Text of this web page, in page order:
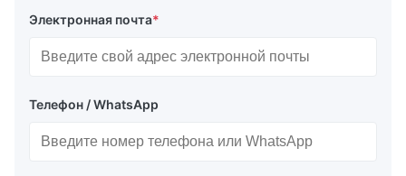
Электронная почта*
Телефон / WhatsApp